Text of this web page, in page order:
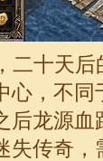
十天后
心，不
后龙源
失传奇